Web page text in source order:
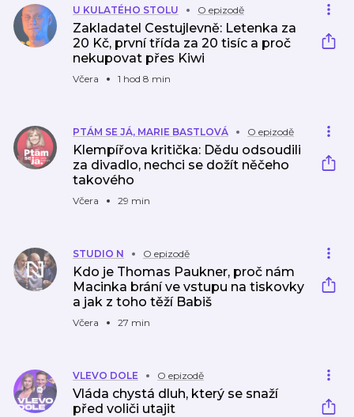
U KULATÉHO STOLU O epizodě
Zakladatel Cestujlevně: Letenka za
20 Kč, první třída za 20 tisíc a proč
nekupovat přes Kiwi
Včera 1 hod 8 min
PTÁM SE JÁ, MARIE BASTLOVÁ O epizodě
Klempířova kritička: Dědu odsoudili
za divadlo, nechci se dožít něčeho
takového
Včera 29 min
STUDIO N O epizodě
Kdo je Thomas Paukner, proč nám
Macinka brání ve vstupu na tiskovky
a jak z toho těží Babiš
Včera 27 min
VLEVO DOLE O epizodě
Vláda chystá dluh, který se snaží
před voliči utajit